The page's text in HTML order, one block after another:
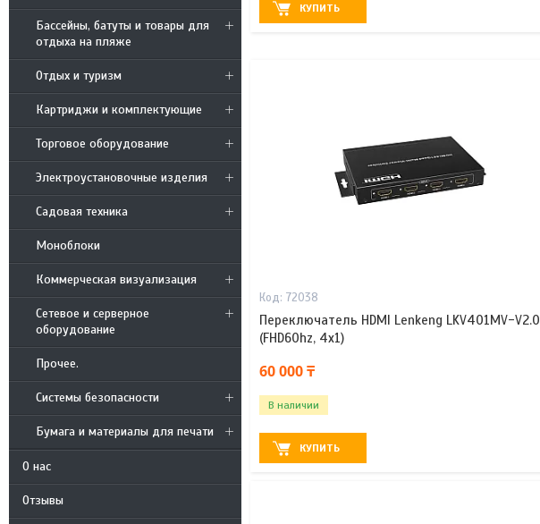
Бассейны, батуты и товары для
отдыха на пляже
Отдых и туризм
Картриджи и комплектующие
Торговое оборудование
Электроустановочные изделия
Садовая техника
Моноблоки
Коммерческая визуализация
Сетевое и серверное
оборудование
Прочее.
Системы безопасности
Бумага и материалы для печати
О нас
Отзывы
КУПИТЬ
72038
Переключатель HDMI Lenkeng LKV401MV-V2.0
(FHD60hz, 4x1)
60 000 ₸
В наличии
КУПИТЬ